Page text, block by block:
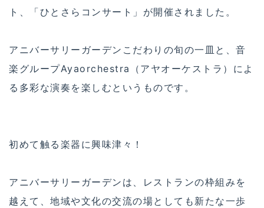
ト、「ひとさらコンサート」が開催されました。
アニバーサリーガーデンこだわりの旬の一皿と、音
楽グループAyaorchestra（アヤオーケストラ）によ
る多彩な演奏を楽しむというものです。
初めて触る楽器に興味津々！
アニバーサリーガーデンは、レストランの枠組みを
越えて、地域や文化の交流の場としても新たな一歩